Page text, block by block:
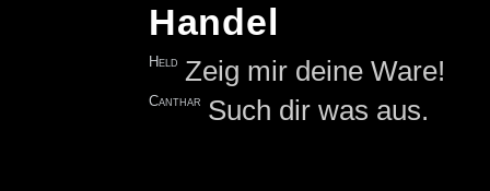
Handel
Held Zeig mir deine Ware!
Canthar Such dir was aus.